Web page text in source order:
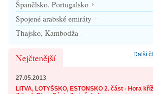
Španělsko, Portugalsko
Spojené arabské emiráty
Thajsko, Kambodža
Další
Nejčtenější
27.05.2013
LITVA, LOTYŠSKO, ESTONSKO 2. část - Hora